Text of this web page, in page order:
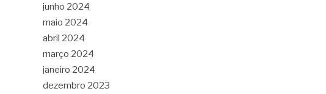
junho 2024
maio 2024
abril 2024
março 2024
janeiro 2024
dezembro 2023